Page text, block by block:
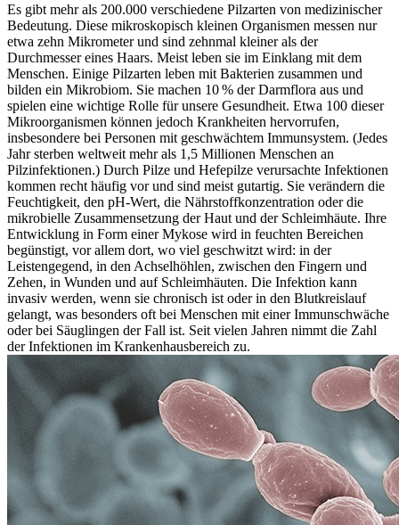
Es gibt mehr als 200.000 verschiedene Pilzarten von medizinischer
Bedeutung. Diese mikroskopisch kleinen Organismen messen nur
etwa zehn Mikrometer und sind zehnmal kleiner als der
Durchmesser eines Haars. Meist leben sie im Einklang mit dem
Menschen. Einige Pilzarten leben mit Bakterien zusammen und
bilden ein Mikrobiom. Sie machen 10 % der Darmflora aus und
spielen eine wichtige Rolle für unsere Gesundheit. Etwa 100 dieser
Mikroorganismen können jedoch Krankheiten hervorrufen,
insbesondere bei Personen mit geschwächtem Immunsystem. (Jedes
Jahr sterben weltweit mehr als 1,5 Millionen Menschen an
Pilzinfektionen.) Durch Pilze und Hefepilze verursachte Infektionen
kommen recht häufig vor und sind meist gutartig. Sie verändern die
Feuchtigkeit, den pH-Wert, die Nährstoffkonzentration oder die
mikrobielle Zusammensetzung der Haut und der Schleimhäute. Ihre
Entwicklung in Form einer Mykose wird in feuchten Bereichen
begünstigt, vor allem dort, wo viel geschwitzt wird: in der
Leistengegend, in den Achselhöhlen, zwischen den Fingern und
Zehen, in Wunden und auf Schleimhäuten. Die Infektion kann
invasiv werden, wenn sie chronisch ist oder in den Blutkreislauf
gelangt, was besonders oft bei Menschen mit einer Immunschwäche
oder bei Säuglingen der Fall ist. Seit vielen Jahren nimmt die Zahl
der Infektionen im Krankenhausbereich zu.